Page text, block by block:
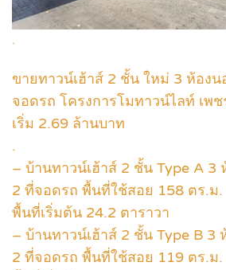
.
ขายทาวน์เฮ้าส์ 2 ชั้น ใหม่ 3 ห้อง
จอดรถ โครงการโมทาวน์ไลท์ เพ
เริ่ม 2.69 ล้านบาท
.
– บ้านทาวน์เฮ้าส์ 2 ชั้น Type A 3
2 ที่จอดรถ พื้นที่ใช้สอย 158 ตร.ม.
พื้นที่เริ่มต้น 24.2 ตาราวา
– บ้านทาวน์เฮ้าส์ 2 ชั้น Type B 3
2 ที่จอดรถ พื้นที่ใช้สอย 119 ตร.ม.